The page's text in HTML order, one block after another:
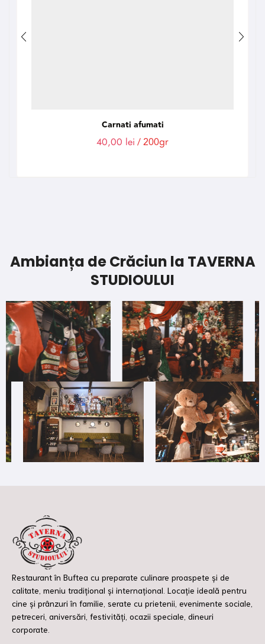
Carnati afumati
40,00 lei / 200gr
Ambianța de Crăciun la TAVERNA
STUDIOULUI
Restaurant în Buftea cu preparate culinare proaspete și de
calitate, meniu tradițional și internațional. Locație ideală pentru
cine și prânzuri în familie, serate cu prietenii, evenimente sociale,
petreceri, aniversări, festivități, ocazii speciale, dineuri
corporate.